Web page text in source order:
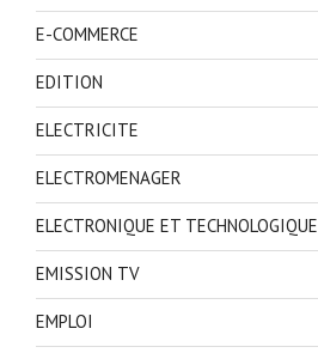
E-COMMERCE
EDITION
ELECTRICITE
ELECTROMENAGER
ELECTRONIQUE ET TECHNOLOGIQUE
EMISSION TV
EMPLOI